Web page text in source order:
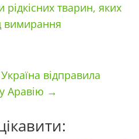
рідкісних тварин, яких
вимирання
відправила
Аравію →